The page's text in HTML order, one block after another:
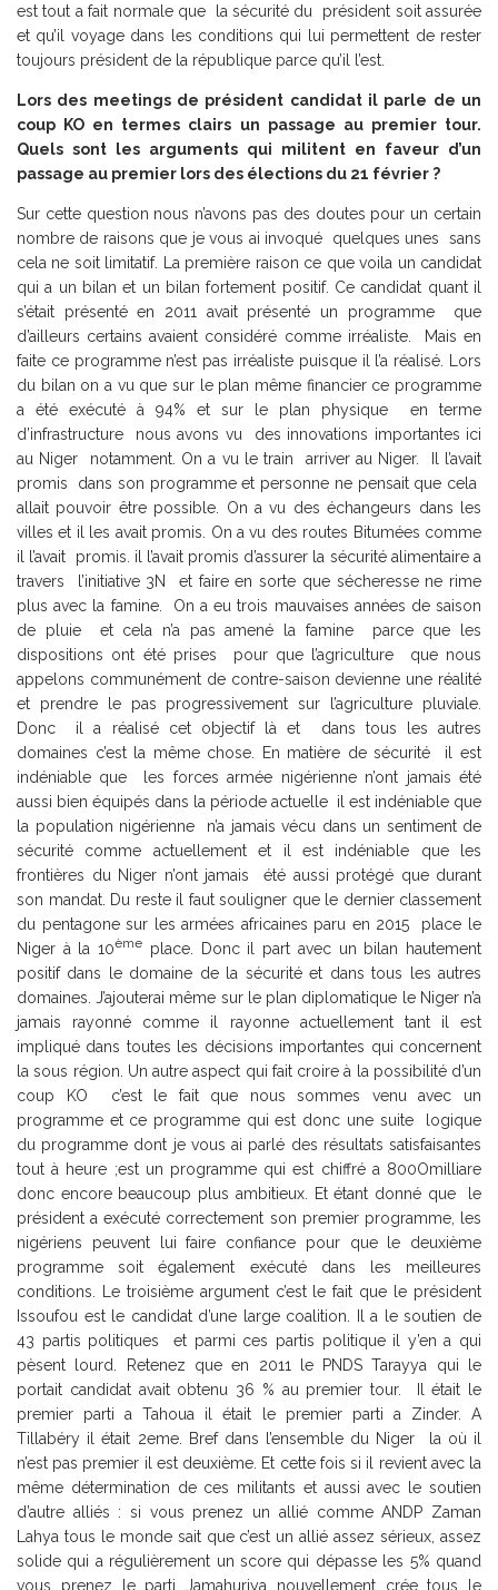
est tout a fait normale que la sécurité du président soit assurée
et qu’il voyage dans les conditions qui lui permettent de rester
toujours président de la république parce qu’il l’est.
Lors des meetings de président candidat il parle de un
coup KO en termes clairs un passage au premier tour.
Quels sont les arguments qui militent en faveur d’un
passage au premier lors des élections du 21 février ?
Sur cette question nous n’avons pas des doutes pour un certain
nombre de raisons que je vous ai invoqué quelques unes sans
cela ne soit limitatif. La première raison ce que voila un candidat
qui a un bilan et un bilan fortement positif. Ce candidat quant il
s’était présenté en 2011 avait présenté un programme que
d’ailleurs certains avaient considéré comme irréaliste. Mais en
faite ce programme n’est pas irréaliste puisque il l’a réalisé. Lors
du bilan on a vu que sur le plan même financier ce programme
a été exécuté à 94% et sur le plan physique en terme
d’infrastructure nous avons vu des innovations importantes ici
au Niger notamment. On a vu le train arriver au Niger. Il l’avait
promis dans son programme et personne ne pensait que cela
allait pouvoir être possible. On a vu des échangeurs dans les
villes et il les avait promis. On a vu des routes Bitumées comme
il l’avait promis. il l’avait promis d’assurer la sécurité alimentaire a
travers l’initiative 3N et faire en sorte que sécheresse ne rime
plus avec la famine. On a eu trois mauvaises années de saison
de pluie et cela n’a pas amené la famine parce que les
dispositions ont été prises pour que l’agriculture que nous
appelons communément de contre-saison devienne une réalité
et prendre le pas progressivement sur l’agriculture pluviale.
Donc il a réalisé cet objectif là et dans tous les autres
domaines c’est la même chose. En matière de sécurité il est
indéniable que les forces armée nigérienne n’ont jamais été
aussi bien équipés dans la période actuelle il est indéniable que
la population nigérienne n’a jamais vécu dans un sentiment de
sécurité comme actuellement et il est indéniable que les
frontières du Niger n’ont jamais été aussi protégé que durant
son mandat. Du reste il faut souligner que le dernier classement
du pentagone sur les armées africaines paru en 2015 place le
Niger à la 10ème place. Donc il part avec un bilan hautement
positif dans le domaine de la sécurité et dans tous les autres
domaines. J’ajouterai même sur le plan diplomatique le Niger n’a
jamais rayonné comme il rayonne actuellement tant il est
impliqué dans toutes les décisions importantes qui concernent
la sous région. Un autre aspect qui fait croire à la possibilité d’un
coup KO c’est le fait que nous sommes venu avec un
programme et ce programme qui est donc une suite logique
du programme dont je vous ai parlé des résultats satisfaisantes
tout à heure ;est un programme qui est chiffré a 800Omilliare
donc encore beaucoup plus ambitieux. Et étant donné que le
président a exécuté correctement son premier programme, les
nigériens peuvent lui faire confiance pour que le deuxième
programme soit également exécuté dans les meilleures
conditions. Le troisième argument c’est le fait que le président
Issoufou est le candidat d’une large coalition. Il a le soutien de
43 partis politiques et parmi ces partis politique il y’en a qui
pèsent lourd. Retenez que en 2011 le PNDS Tarayya qui le
portait candidat avait obtenu 36 % au premier tour. Il était le
premier parti a Tahoua il était le premier parti a Zinder. A
Tillabéry il était 2eme. Bref dans l’ensemble du Niger la où il
n’est pas premier il est deuxième. Et cette fois si il revient avec la
même détermination de ces militants et aussi avec le soutien
d’autre alliés : si vous prenez un allié comme ANDP Zaman
Lahya tous le monde sait que c’est un allié assez sérieux, assez
solide qui a régulièrement un score qui dépasse les 5% quand
vous prenez le parti Jamahuriya nouvellement crée tous le